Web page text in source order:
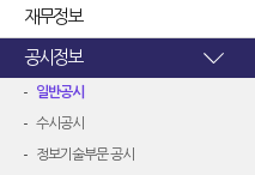
재무정보
공시정보
일반공시
수시공시
정보기술부문 공시